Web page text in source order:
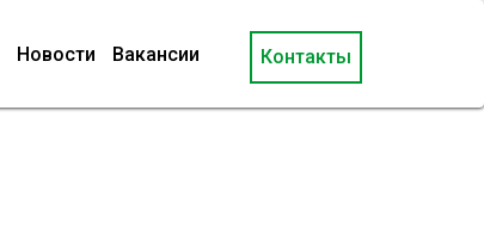
Новости Вакансии Контакты